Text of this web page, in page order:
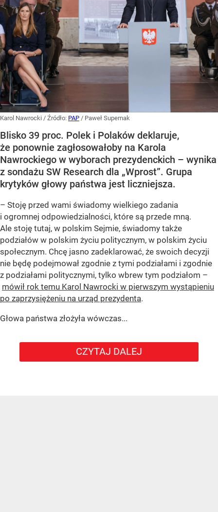
Karol Nawrocki / Źródło: PAP / Paweł Supernak
Blisko 39 proc. Polek i Polaków deklaruje,
że ponownie zagłosowałoby na Karola
Nawrockiego w wyborach prezydenckich – wynika
z sondażu SW Research dla „Wprost”. Grupa
krytyków głowy państwa jest liczniejsza.
– Stoję przed wami świadomy wielkiego zadania
i ogromnej odpowiedzialności, które są przede mną.
Ale stoję tutaj, w polskim Sejmie, świadomy także
podziałów w polskim życiu politycznym, w polskim życiu
społecznym. Chcę jasno zadeklarować, że swoich decyzji
nie będę podejmował zgodnie z tymi podziałami i zgodnie
z podziałami politycznymi, tylko wbrew tym podziałom –
mówił rok temu Karol Nawrocki w pierwszym wystąpieniu
po zaprzysiężeniu na urząd prezydenta.
Głowa państwa złożyła wówczas...
CZYTAJ DALEJ